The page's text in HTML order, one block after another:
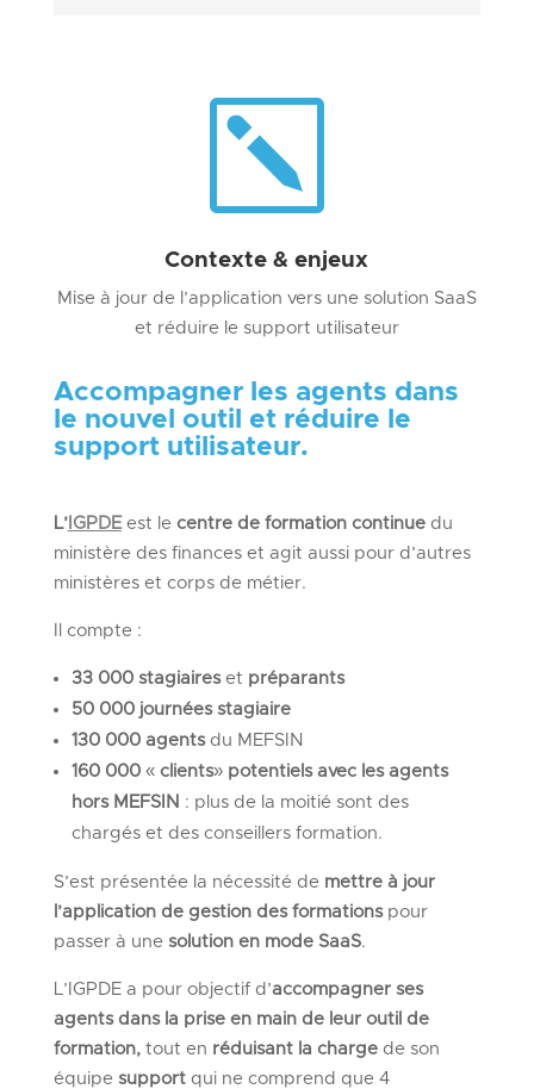
k
Contexte & enjeux
Mise à jour de l’application vers une solution SaaS
et réduire le support utilisateur
Accompagner les agents dans
le nouvel outil et réduire le
support utilisateur.
L’IGPDEest le centrede formation continuedu
ministère des finances et agit aussi pour d’autres
ministères et corps de métier.
Il compte :
33 000 stagiaires et préparants
50 000 journées stagiaire
130 000 agentsdu MEFSIN
160 000 « clients» potentiels avec les agents
hors MEFSIN : plus de la moitié sont des
chargés et des conseillers formation.
S’est présentée la nécessité de mettre à jour
l’application de gestion des formations pour
passer à une solution en mode SaaS.
L’IGPDE a pour objectif d’accompagner ses
agents dans la prise en main de leur outil de
formation, tout en réduisant la charge de son
équipe support qui ne comprend que 4